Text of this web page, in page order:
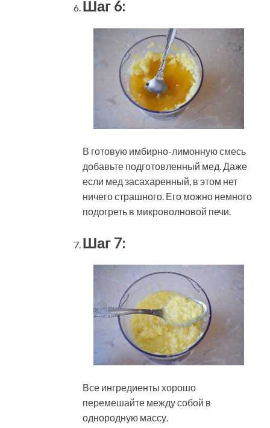
Шаг 6:
В готовую имбирно-лимонную смесь
добавьте подготовленный мед. Даже
если мед засахаренный, в этом нет
ничего страшного. Его можно немного
подогреть в микроволновой печи.
Шаг 7:
Все ингредиенты хорошо
перемешайте между собой в
однородную массу.